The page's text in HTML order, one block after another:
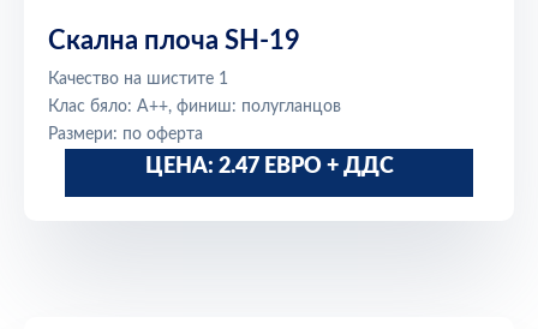
Скална плоча SH-19
Качество на шистите 1
Клас бяло: A++, финиш: полугланцов
Размери: по оферта
ЦЕНА: 2.47 ЕВРО + ДДС